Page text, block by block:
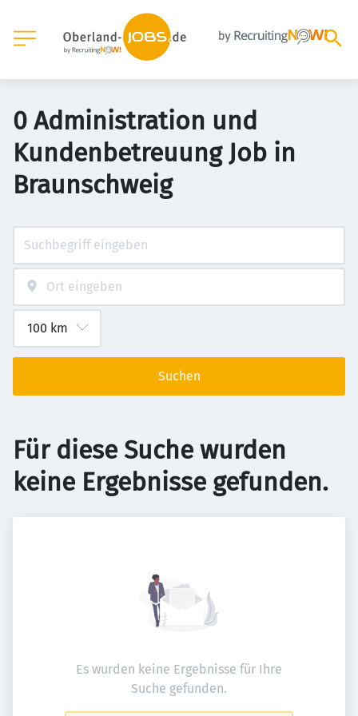
0 Administration und
Kundenbetreuung Job in
Braunschweig
Suchen
Für diese Suche wurden
keine Ergebnisse gefunden.
Es wurden keine Ergebnisse für Ihre
Suche gefunden.